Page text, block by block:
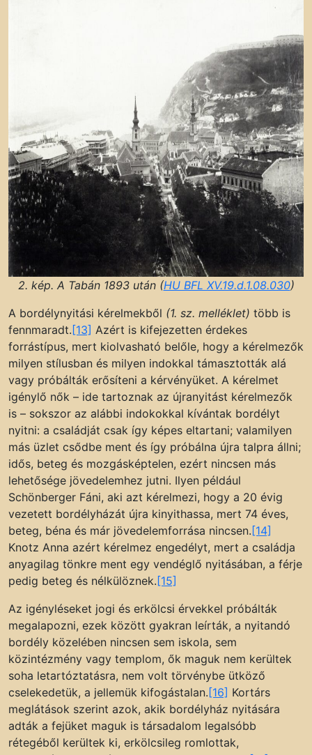
2. kép. A Tabán 1893 után (HU BFL XV.19.d.1.08.030)
A bordélynyitási kérelmekből (1. sz. melléklet) több is
fennmaradt. [13] Azért is kifejezetten érdekes
forrástípus, mert kiolvasható belőle, hogy a kérelmezők
milyen stílusban és milyen indokkal támasztották alá
vagy próbálták erősíteni a kérvényüket. A kérelmet
igénylő nők – ide tartoznak az újranyitást kérelmezők
is – sokszor az alábbi indokokkal kívántak bordélyt
nyitni: a családját csak így képes eltartani; valamilyen
más üzlet csődbe ment és így próbálna újra talpra állni;
idős, beteg és mozgásképtelen, ezért nincsen más
lehetősége jövedelemhez jutni. Ilyen például
Schönberger Fáni, aki azt kérelmezi, hogy a 20 évig
vezetett bordélyházát újra kinyithassa, mert 74 éves,
beteg, béna és már jövedelemforrása nincsen. [14]
Knotz Anna azért kérelmez engedélyt, mert a családja
anyagilag tönkre ment egy vendéglő nyitásában, a férje
pedig beteg és nélkülöznek. [15]
Az igényléseket jogi és erkölcsi érvekkel próbálták
megalapozni, ezek között gyakran leírták, a nyitandó
bordély közelében nincsen sem iskola, sem
közintézmény vagy templom, ők maguk nem kerültek
soha letartóztatásra, nem volt törvénybe ütköző
cselekedetük, a jellemük kifogástalan. [16] Kortárs
meglátások szerint azok, akik bordélyház nyitására
adták a fejüket maguk is társadalom legalsóbb
rétegéből kerültek ki, erkölcsileg romlottak,